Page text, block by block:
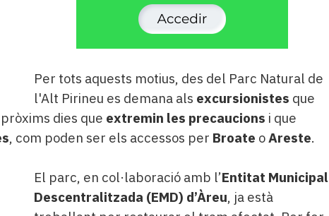
Per tots aquests motius, des del Parc Natural de
l'Alt Pirineu es demana als excursionistes que
dies que extremin les precaucions i que
, com poden ser els accessos per Broate oAreste.
El parc, en col·laboració amb l’Entitat Municipal
Descentralitzada (EMD) d’Àreu, ja està